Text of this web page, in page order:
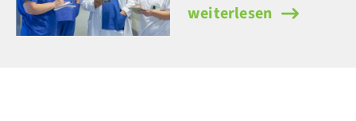
PJ-Beauftragte &
weiterlesen